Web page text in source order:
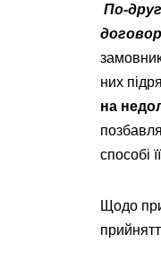
По-
них
на
способі
Щодо